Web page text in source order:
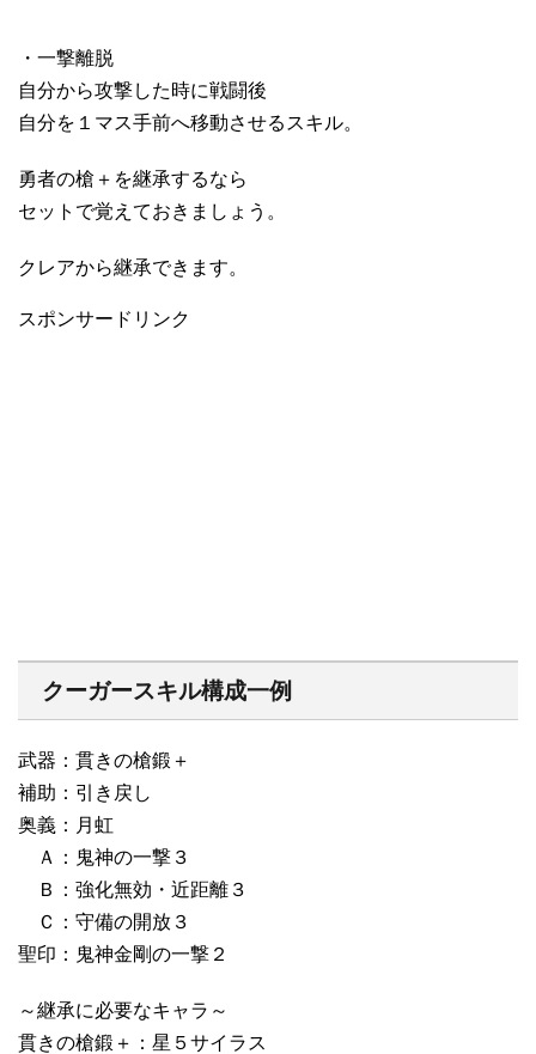
・一撃離脱
自分から攻撃した時に戦闘後
自分を１マス手前へ移動させるスキル。
勇者の槍＋を継承するなら
セットで覚えておきましょう。
クレアから継承できます。
スポンサードリンク
クーガースキル構成一例
武器：貫きの槍鍛＋
補助：引き戻し
奥義：月虹
Ａ：鬼神の一撃３
Ｂ：強化無効・近距離３
Ｃ：守備の開放３
聖印：鬼神金剛の一撃２
～継承に必要なキャラ～
貫きの槍鍛＋：星５サイラス